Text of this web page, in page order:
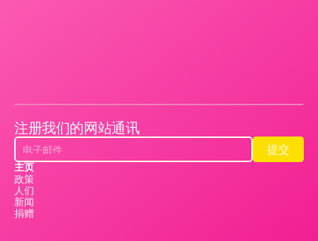
注册我们的网站通讯
提交
提交
主页
政策
人们
新闻
捐赠